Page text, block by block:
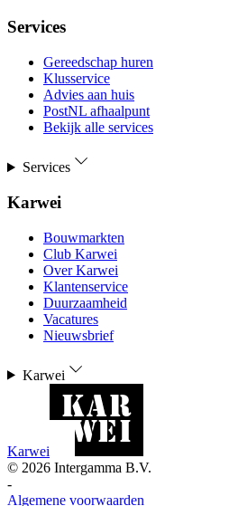
Services
Gereedschap huren
Klusservice
Advies aan huis
PostNL afhaalpunt
Bekijk alle services
Services
Karwei
Bouwmarkten
Club Karwei
Over Karwei
Klantenservice
Duurzaamheid
Vacatures
Nieuwsbrief
Karwei
Karwei
© 2026 Intergamma B.V.
-
Algemene voorwaarden